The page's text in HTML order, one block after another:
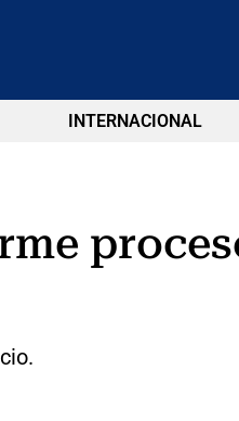
INTERNACIONAL